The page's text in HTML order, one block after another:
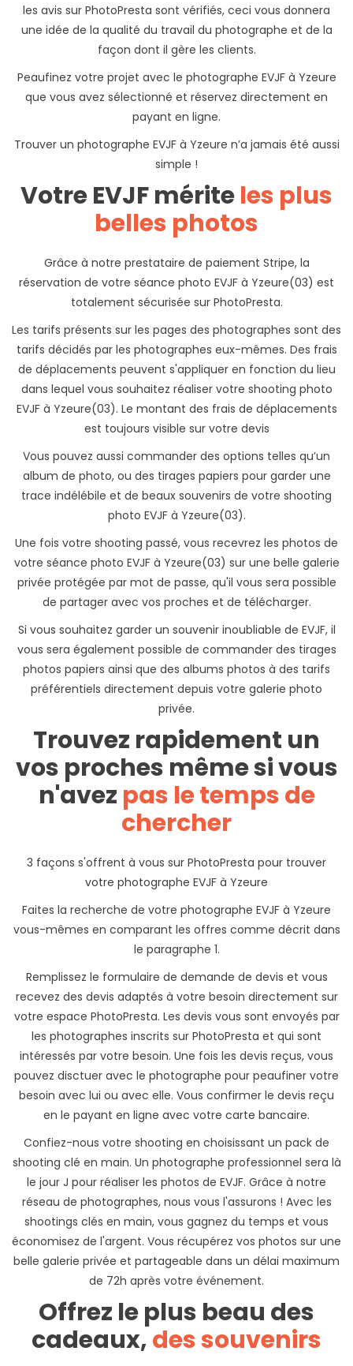
les avis sur PhotoPresta sont vérifiés, ceci vous donnera
une idée de la qualité du travail du photographe et de la
façon dont il gère les clients.
Peaufinez votre projet avec le photographe EVJF à Yzeure
que vous avez sélectionné et réservez directement en
payant en ligne.
Trouver un photographe EVJF à Yzeure n’a jamais été aussi
simple !
Votre EVJF mériteles plus
belles photos
Grâce à notre prestataire de paiement Stripe, la
réservation de votre séance photo EVJF à Yzeure(03) est
totalement sécurisée sur PhotoPresta.
Les tarifs présents sur les pages des photographes sont des
tarifs décidés par les photographes eux-mêmes. Des frais
de déplacements peuvent s'appliquer en fonction du lieu
dans lequel vous souhaitez réaliser votre shooting photo
EVJF à Yzeure(03). Le montant des frais de déplacements
est toujours visible sur votre devis
Vous pouvez aussi commander des options telles qu’un
album de photo, ou des tirages papiers pour garder une
trace indélébile et de beaux souvenirs de votre shooting
photo EVJF à Yzeure(03).
Une fois votre shooting passé, vous recevrez les photos de
votre séance photo EVJF à Yzeure(03) sur une belle galerie
privée protégée par mot de passe, qu'il vous sera possible
de partager avec vos proches et de télécharger.
Si vous souhaitez garder un souvenir inoubliable de EVJF, il
vous sera également possible de commander des tirages
photos papiers ainsi que des albums photos à des tarifs
préférentiels directement depuis votre galerie photo
privée.
Trouvez rapidement un
vos proches même si vous
n'avez pas le temps de
chercher
3 façons s'offrent à vous sur PhotoPresta pour trouver
votre photographe EVJF à Yzeure
Faites la recherche de votre photographe EVJF à Yzeure
vous-mêmes en comparant les offres comme décrit dans
le paragraphe 1.
Remplissez le formulaire de demande de devis et vous
recevez des devis adaptés à votre besoin directement sur
votre espace PhotoPresta. Les devis vous sont envoyés par
les photographes inscrits sur PhotoPresta et qui sont
intéressés par votre besoin. Une fois les devis reçus, vous
pouvez disctuer avec le photographe pour peaufiner votre
besoin avec lui ou avec elle. Vous confirmer le devis reçu
en le payant en ligne avec votre carte bancaire.
Confiez-nous votre shooting en choisissant un pack de
shooting clé en main. Un photographe professionnel sera là
le jour J pour réaliser les photos de EVJF. Grâce à notre
réseau de photographes, nous vous l'assurons ! Avec les
shootings clés en main, vous gagnez du temps et vous
économisez de l'argent. Vous récupérez vos photos sur une
belle galerie privée et partageable dans un délai maximum
de 72h après votre événement.
Offrez le plus beau des
cadeaux,des souvenirs